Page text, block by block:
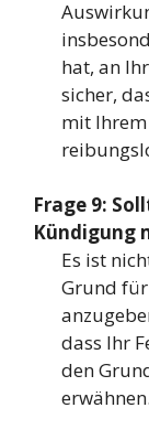
hat, an
sicher,
mit
Frage 9:
Kündigung
Es ist
Grund
dass Ihr
den
erwähnen.